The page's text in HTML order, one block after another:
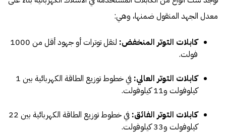
معدل الجهد المنقول ضمنها، وهي:
كابلات التوتر المنخفض:
لنقل توترات أو جهود أقل من 1000
فولت.
كابلات التوتر العالي:
في خطوط توزيع الطاقة الكهربائية بين 1
كيلوفولت و11 كيلوفولت.
كابلات التوتر الفائق:
في خطوط توزيع الطاقة الكهربائية بين 22
كيلوفولت و33 كيلوفولت.